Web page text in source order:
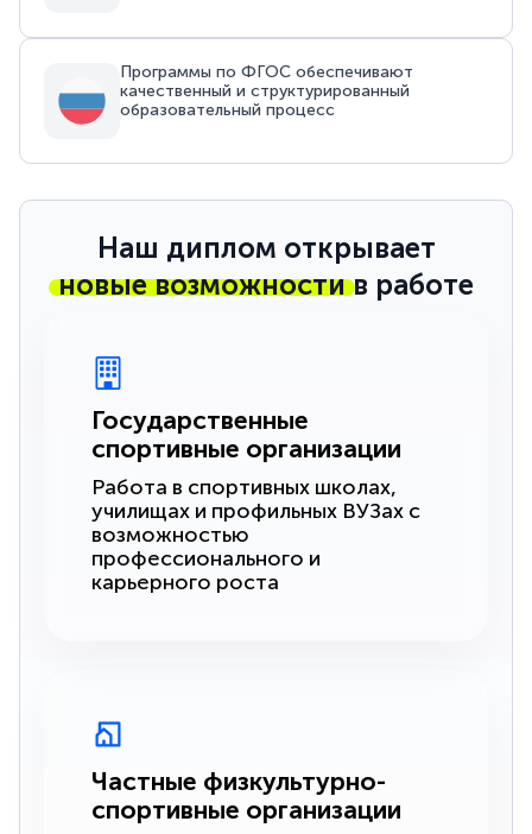
Программы по ФГОС обеспечивают
качественный и структурированный
образовательный процесс
Наш диплом открывает
новые возможностив работе
Государственные
спортивные организации
Работа в спортивных школах,
училищах и профильных ВУЗах с
возможностью
профессионального и
карьерного роста
Частные физкультурно-
спортивные организации